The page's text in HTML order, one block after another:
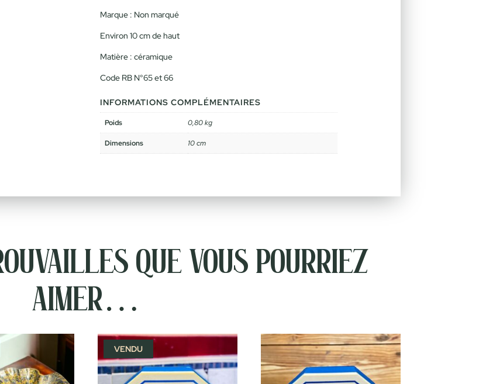
Marque : Non marqué
Environ 10 cm de haut
Matière : céramique
Code RB N°65 et 66
INFORMATIONS COMPLÉMENTAIRES
Poids 0,80 kg
Dimensions 10 cm
que vous pourriez
aimer…
VENDU